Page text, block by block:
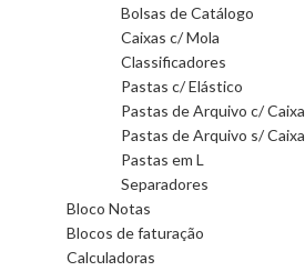
Bolsas de Catálogo
Caixas c/ Mola
Classificadores
Pastas c/ Elástico
Pastas de Arquivo c/ Caixa
Pastas de Arquivo s/ Caixa
Pastas em L
Separadores
Bloco Notas
Blocos de faturação
Calculadoras